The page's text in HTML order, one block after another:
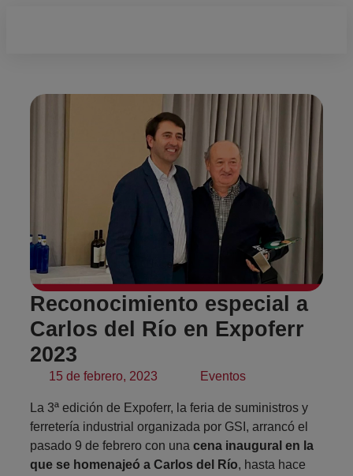
Reconocimiento especial a
Carlos del Río en Expoferr
2023
15 de febrero, 2023 Eventos
La 3ª edición de Expoferr, la feria de suministros y
ferretería industrial organizada por GSI , arrancó el
pasado 9 de febrero con una cena inaugural en la
que se homenajeó a Carlos del Río, hasta hace